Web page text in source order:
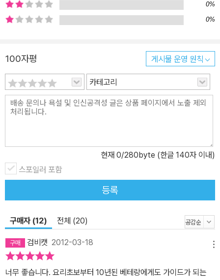
0%
0%
100자평 게시물 운영 원칙
카테고리
현재 0/280byte (한글 140자 이내)
스포일러 포함
등록
구매자 (12) 전체 (20)
검비캣 2012-03-18
너무 좋습니다. 요리초보부터 10년된 베테랑에게도 가이드가 되는